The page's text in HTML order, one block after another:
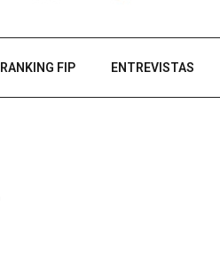
RANKING FIP ENTREVISTAS